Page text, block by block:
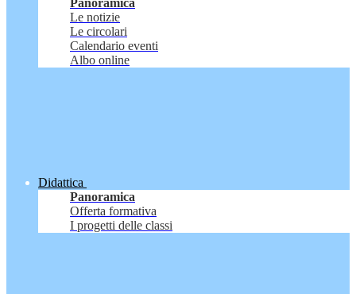
Panoramica
Le notizie
Le circolari
Calendario eventi
Albo online
Didattica
Panoramica
Offerta formativa
I progetti delle classi